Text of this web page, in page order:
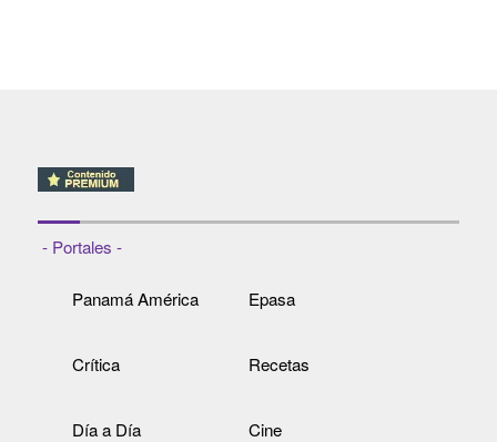
- Portales -
Panamá América Epasa
Crítica Recetas
Día a Día Cine